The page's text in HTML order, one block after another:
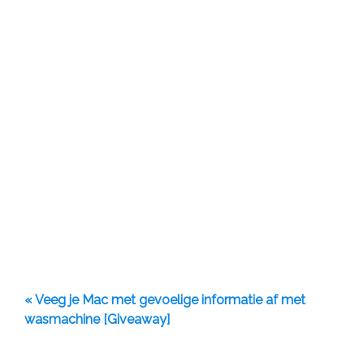
« Veeg je Mac met gevoelige informatie af met
wasmachine [Giveaway]